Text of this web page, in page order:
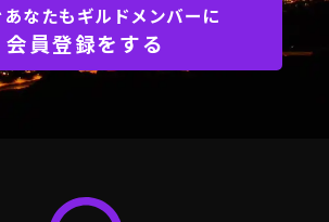
なたもギルドメンバーに
会員登録をする